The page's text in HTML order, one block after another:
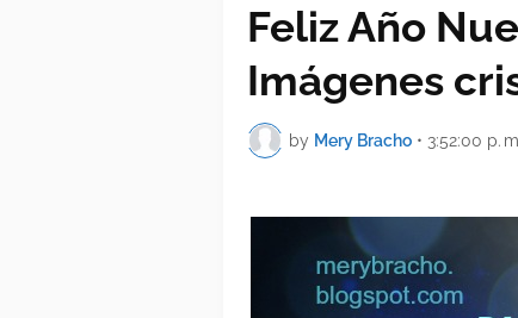
Feliz Año
Imágenes
by Mery Bracho • 3:52:00 p.